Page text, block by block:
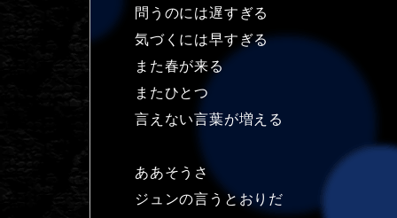
問うのには遅すぎる
気づくには早すぎる
また春が来る
またひとつ
言えない言葉が増える
ああそうさ
ジュンの言うとおりだ